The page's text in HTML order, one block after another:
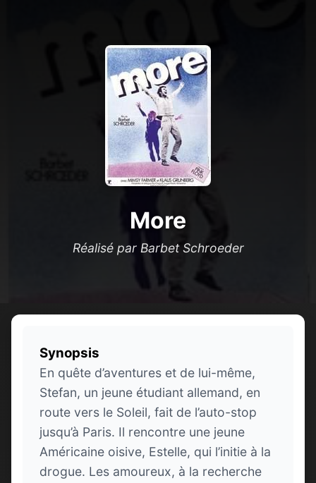
More
Réalisé par Barbet Schroeder
Synopsis
En quête d’aventures et de lui-même,
Stefan, un jeune étudiant allemand, en
route vers le Soleil, fait de l’auto-stop
jusqu’à Paris. Il rencontre une jeune
Américaine oisive, Estelle, qui l’initie à la
drogue. Les amoureux, à la recherche